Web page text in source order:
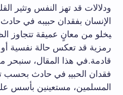
ودلالات قد تهز النفس وتثير
الإنسان بفقدان حبيبه‌ في
‍يخلو من معانٍ عميقة تتجاوز
رمزية ⁤قد‌ تعكس حالة نفسية⁢ أو
قادمة.في هذا المقال، ⁣سنبحر
فقدان الحبيب‍ في‌ حادث بحسب
المسلمين، مستعينين بأسس